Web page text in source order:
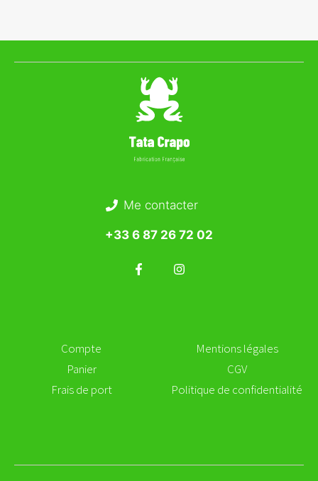
Me contacter
+33 6 87 26 72 02
Compte
Panier
Frais de port
Mentions légales
CGV
Politique de confidentialité